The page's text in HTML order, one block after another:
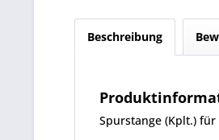
Beschreibung
Spurstange (Kplt.) für